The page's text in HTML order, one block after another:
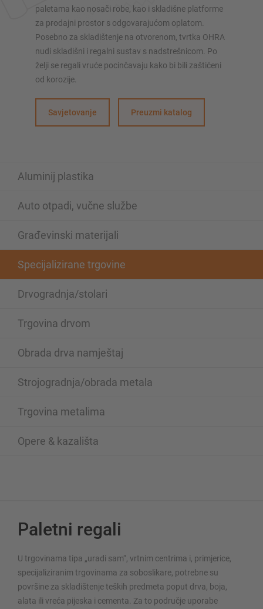
paletama kao nosači robe, kao i skladišne platforme
za prodajni prostor s odgovarajućom oplatom.
Posebno za skladištenje na otvorenom, tvrtka OHRA
nudi skladišni i regalni sustav s nadstrešnicom. Po
želji se regali vruće pocinčavaju kako bi bili zaštićeni
od korozije.
Savjetovanje Preuzmi katalog
Aluminij plastika
Auto otpadi, vučne službe
Građevinski materijali
Specijalizirane trgovine
Drvogradnja/stolari
Trgovina drvom
Obrada drva namještaj
Strojogradnja/obrada metala
Trgovina metalima
Opere & kazališta
Paletni regali
U trgovinama tipa „uradi sam“, vrtnim centrima i, primjerice,
specijaliziranim trgovinama za soboslikare, potrebne su
površine za skladištenje teških predmeta poput drva, boja,
alata ili vreća pijeska i cementa. Za to područje uporabe
Konfiguriraj policu sada